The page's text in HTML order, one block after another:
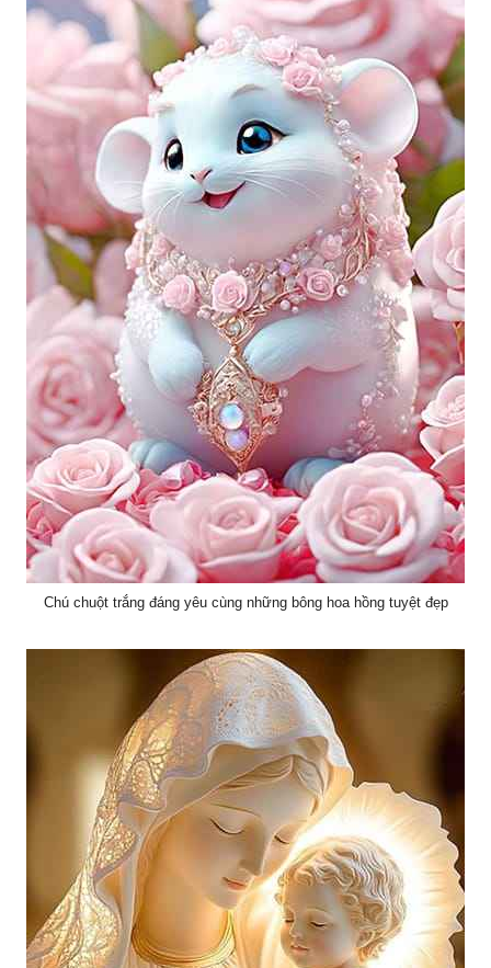
Chú chuột trắng đáng yêu cùng những bông hoa hồng tuyệt đẹp